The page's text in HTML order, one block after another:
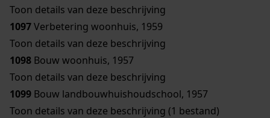
Toon details van deze beschrijving
1097Verbetering woonhuis, 1959
Toon details van deze beschrijving
1098 Bouw woonhuis, 1957
Toon details van deze beschrijving
1099 Bouw landbouwhuishoudschool, 1957
Toon details van deze beschrijving (1 bestand)